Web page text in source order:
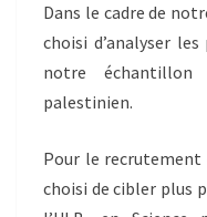
Dans le cadre de
choisi d’analyser
notre
palestinien.
Pour le recrutement
choisi de cibler plus